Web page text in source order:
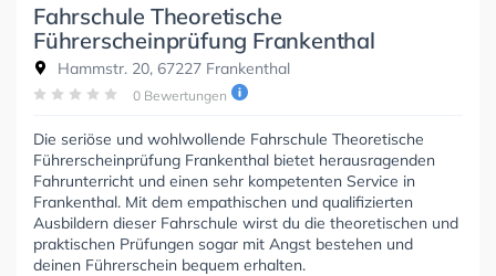
Fahrschule Theoretische
Führerscheinprüfung Frankenthal
Hammstr. 20, 67227 Frankenthal
0 Bewertungen
Die seriöse und wohlwollende Fahrschule Theoretische
Führerscheinprüfung Frankenthal bietet herausragenden
Fahrunterricht und einen sehr kompetenten Service in
Frankenthal. Mit dem empathischen und qualifizierten
Ausbildern dieser Fahrschule wirst du die theoretischen und
praktischen Prüfungen sogar mit Angst bestehen und
deinen Führerschein bequem erhalten.